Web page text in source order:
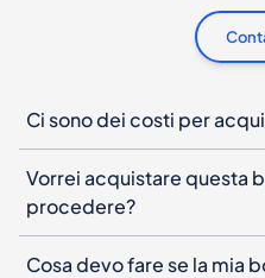
Ci sono dei costi per
Vorrei acquistare questa
procedere?
Cosa devo fare se la mia